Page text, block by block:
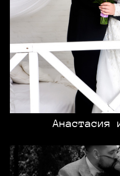
Анастасия